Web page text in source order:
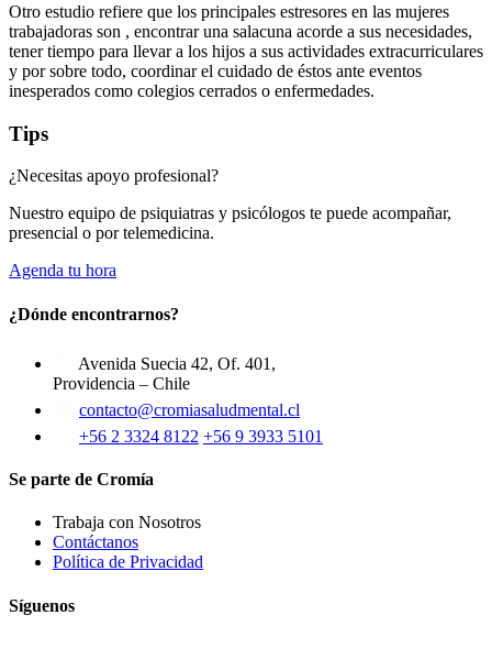
Otro estudio refiere que los principales estresores en las mujeres
trabajadoras son , encontrar una salacuna acorde a sus necesidades,
tener tiempo para llevar a los hijos a sus actividades extracurriculares
y por sobre todo, coordinar el cuidado de éstos ante eventos
inesperados como colegios cerrados o enfermedades.
Tips
¿Necesitas apoyo profesional?
Nuestro equipo de psiquiatras y psicólogos te puede acompañar,
presencial o por telemedicina.
Agenda tu hora
¿Dónde encontrarnos?
Avenida Suecia 42, Of. 401,
Providencia – Chile
contacto@cromiasaludmental.cl
+56 2 3324 8122 +56 9 3933 5101
Se parte de Cromía
Trabaja con Nosotros
Contáctanos
Política de Privacidad
Síguenos